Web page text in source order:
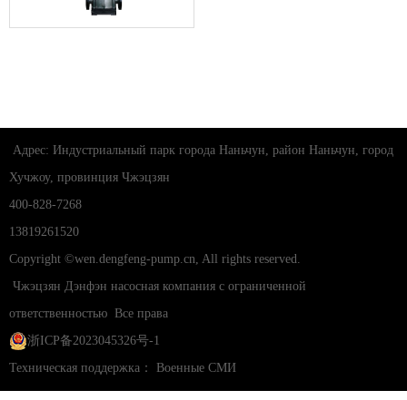
Адрес: Индустриальный парк города Наньчун, район Наньчун, город
Хучжоу, провинция Чжэцзян
400-828-7268
13819261520
Copyright ©wen.dengfeng-pump.cn, All rights reserved.
Чжэцзян Дэнфэн насосная компания с ограниченной
ответственностью Все права
浙ICP备2023045326号-1
Техническая поддержка：
Военные СМИ